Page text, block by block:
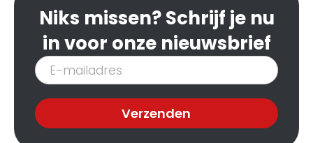
Niks missen? Schrijf je nu
in voor onze nieuwsbrief
Inschrijven
nieuwsbrief
Verzenden